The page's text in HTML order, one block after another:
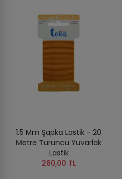
1.5 Mm Şapka Lastik - 20
Metre Turuncu Yuvarlak
Lastik
260,00 TL